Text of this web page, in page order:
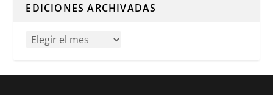
EDICIONES ARCHIVADAS